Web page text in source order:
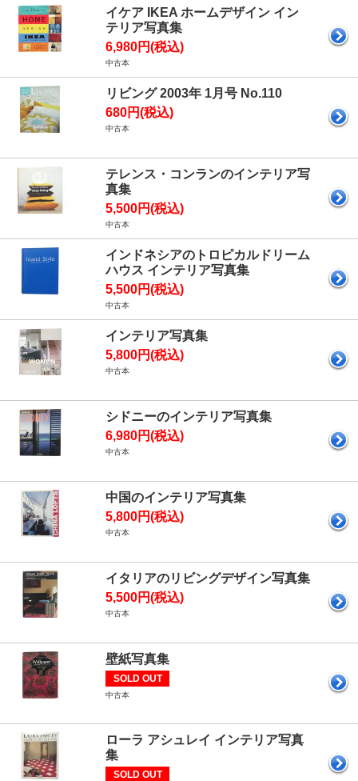
イケア IKEA ホームデザイン イン
テリア写真集
6,980円(税込)
中古本
リビング 2003年 1月号 No.110
680円(税込)
中古本
テレンス・コンランのインテリア写
真集
5,500円(税込)
中古本
インドネシアのトロピカルドリーム
ハウス インテリア写真集
5,500円(税込)
中古本
インテリア写真集
5,800円(税込)
中古本
シドニーのインテリア写真集
6,980円(税込)
中古本
中国のインテリア写真集
5,800円(税込)
中古本
イタリアのリビングデザイン写真集
5,500円(税込)
中古本
壁紙写真集
SOLD OUT
中古本
ローラ アシュレイ インテリア写真
集
SOLD OUT